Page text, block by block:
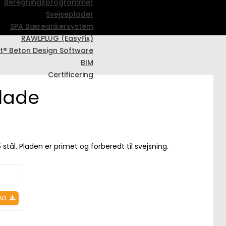
Beregningsprogrammer
Svejseplader
SPA Bæreankersystem
RAWLPLUG (EasyFix)
Beton Design Software
BIM
Certificering
stål. Pladen er primet og forberedt til svejsning.